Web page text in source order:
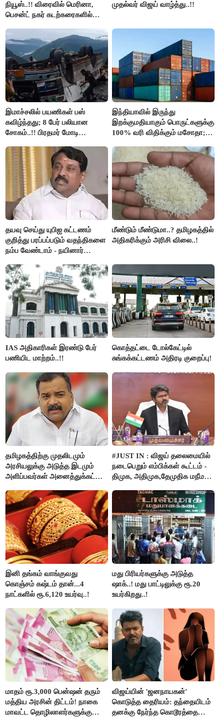
நியூஸ்..!! விரைவில் மெரினா,
பெசன்ட் நகர் கடற்கரைகளில்
முதல்வர் விஜய் வாழ்த்து..!!
இமாச்சலில் பயணிகள் பஸ்
கவிழ்ந்தது; 8 பேர் பலியான
சோகம்..!! பிரதமர் மோடி
இந்தியாவில் இருந்து
இறக்குமதியாகும் பொருட்களுக்கு
100% வரி விதிக்கும் மசோதா;
தயவு செய்து யுபிஐ கட்டணம்
குறித்து பரப்பப்படும் வதந்திகளை
நம்ப வேண்டாம் - நயினார்
மீண்டும் மீண்டுமா..? தமிழகத்தில்
அதிகரிக்கும் அரிசி விலை..!
IAS அதிகாரிகள் இரண்டு பேர்
பணியிட மாற்றம்..!!
கொத்தட்டை டோல்கேட்டில்
சுங்கக்கட்டணம் அதிரடி குறைப்பு!
தமிழகத்திற்கு முதலிடமும்
அரசியலுக்கு அடுத்த இடமும்
அளிப்பவர்கள் அனைத்துக்கட்சி
பங்கேற்பார்கள் - மாணிக்கம்
தாகூர்..!!
#JUST IN : விஜய் தலைமையில்
நடைபெறும் எம்பிக்கள் கூட்டம் -
திமுக, அதிமுக,தேமுதிக மநீம
இனி தங்கம் வாங்குவது
கொஞ்சம் கஷ்டம் தான்...4
நாட்களில் ரூ.6,120 உயர்வு..!
மது பிரியர்களுக்கு அடுத்த
ஷாக்..! மது பாட்டிலுக்கு ரூ.20
உயர்கிறது..!
மாதம் ரூ.3,000 பென்ஷன் தரும்
மத்திய அரசின் திட்டம்! நாகை
மாவட்ட தொழிலாளர்களுக்கு
விஜய்யின் 'ஜனநாயகன்'
கொடுத்த தைரியம்: தந்தையிடம்
தனக்கு நேர்ந்த கொடூரத்தை